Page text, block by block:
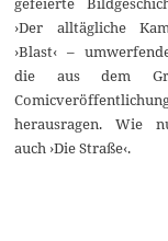
›Der alltägliche
›Blast‹ –
die aus dem
herausragen. Wie
auch ›Die Straße‹.